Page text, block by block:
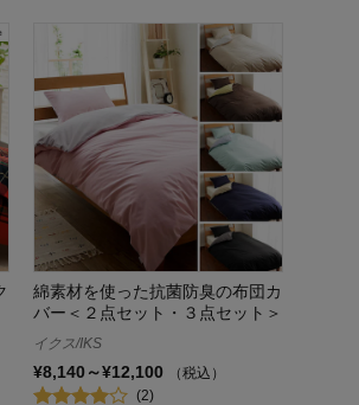
綿素材を使った抗菌防臭の布団カ
バー＜２点セット・３点セット＞
イクス/IKS
¥8,140～¥12,100
（税込）
(2)